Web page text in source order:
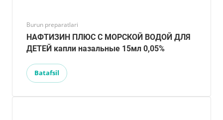
Burun preparatlari
НАФТИЗИН ПЛЮС С МОРСКОЙ ВОДОЙ ДЛЯ
ДЕТЕЙ капли назальные 15мл 0,05%
Batafsil